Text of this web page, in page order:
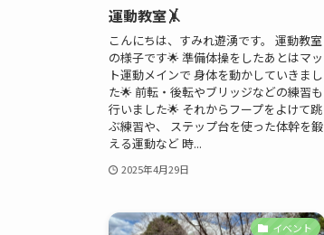
運動教室🤸
こんにちは、すみれ遊湧です。 運動教室
の様子です🌟 準備体操をしたあとはマッ
ト運動メインで 身体を動かしていきまし
た🌟 前転・後転やブリッジなどの練習も
行いました🌟 それからフープをよけて跳
ぶ練習や、 ステップ台を使った体幹を鍛
える運動など 時...
2025年4月29日
イベント